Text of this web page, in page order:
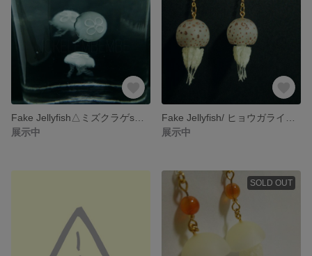
展示中
展示中
SOLD OUT